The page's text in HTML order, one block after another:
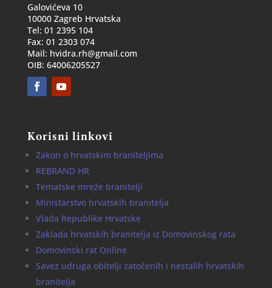
Galovićeva 10
10000 Zagreb Hrvatska
Tel: 01 2395 104
Fax: 01 2303 074
Mail: hvidra.rh@gmail.com
OIB: 64006205527
Korisni linkovi
Zakon o hrvatskim braniteljima
REBRAND HR
Tematske mreže branitelji
Ministarstvo hrvatskih branitelja
Vlada Republike Hrvatske
Zaklada hrvatskih branitelja iz Domovinskog rata
Domovinski rat Online
Savez udruga obitelji zatočenih i nestalih hrvatskih
branitelja